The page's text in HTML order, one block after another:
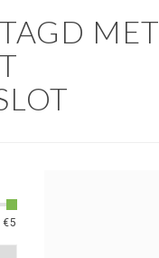
MET
€5